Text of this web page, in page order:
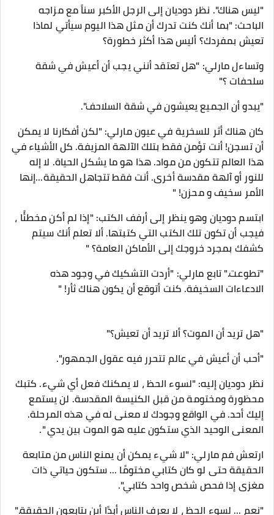
"ليس هناك". نظر دوديان إلى الرجل الأكبر سناً مع مزاجه
الباحث: "بما أنك كنت تدرك أن مثل هذا اليوم سيأتي لماذا
تعيش بمفردك؟ أليس هذا أكثر خطورة؟
وتساءل مارلي: "هل تعتقد أنني يجب أن أعيش في شقة
سلحفات ؟"
"يبدو أن الجميع يعيشون في شقة السلاحف".
كان هناك أثر للسخرية في عيون مارلي: "لكن أفكارنا لا يمكن
أن تسجن! أنت تؤمن فقط بتلك الآلهة المزيفة. كل الأشياء في
هذا العالم تتكون من مواد. هذا هو ما يشكل الحياة. لا إله
للنور أو آلهة مقدسة أخرى. أنت فقط تتجاهل الحقيقة...إنها
الأمر سخيف و محزن! "
ابتسم دوديان وهو ينظر إلى أرفف الكتب: "إذا لم أكن مخطئًا ،
فيجب أن تكون تلك الكتب التي كتبتها. ألا تعلم أنك سيتم
كشفك بمجرد خروجك إلى الأماكن العامة؟ "
"تطوعت." تابع مارلي: "أردت التشكيك في وجود هذه
الادعاءات السخيفة. كنت أتوقع أن يكون هناك ثأر! "
"هل تريد أن الموت؟ ألا تريد أن تعيش؟"
"أحب أن أعيش في عالم تتحرر فيه عقول الجمهور".
نظر دوديان إليه: "لسوء الحظ ، لا يمكنك فعل أي شيء. كتبك
محظورة ومختومة من قبل الكنيسة المقدسة. لن يستمع
إليك أحد. في الواقع وجودك لا معنى له في هذه المرحلة.
المعنى الوحيد الذي ستكون عليه هو الموت بين يدي ".
ارتعش فم مارلي: "لا شيء يمكن أن يمنع الناس من متابعة
الحقيقة حتى لو كان كتابي مختومًا ... ستكون حياتي ذات
مغزى إذا فحص شخص واحد كتابي".
"نعم ... لسوء الحظ ، لا يعرف الناس أبدًا أين يتابعون الحقيقة."